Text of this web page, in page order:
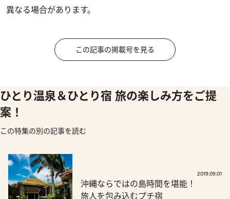
異なる場合があります。
この記事の掲載号を見る
ひとり温泉＆ひとり宿 旅の楽しみ方をご提
案！
この特集の別の記事を読む
2019.09.01
沖縄ならではの島時間を堪能！
旅人を包み込むプチ宿